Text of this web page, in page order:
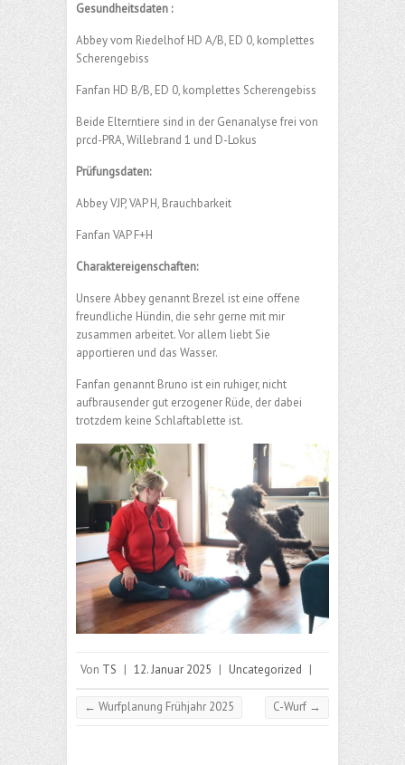
Gesundheitsdaten :
Abbey vom Riedelhof HD A/B, ED 0, komplettes
Scherengebiss
Fanfan HD B/B, ED 0, komplettes Scherengebiss
Beide Elterntiere sind in der Genanalyse frei von
prcd-PRA, Willebrand 1 und D-Lokus
Prüfungsdaten:
Abbey VJP, VAP H, Brauchbarkeit
Fanfan VAP F+H
Charaktereigenschaften:
Unsere Abbey genannt Brezel ist eine offene
freundliche Hündin, die sehr gerne mit mir
zusammen arbeitet. Vor allem liebt Sie
apportieren und das Wasser.
Fanfan genannt Bruno ist ein ruhiger, nicht
aufbrausender gut erzogener Rüde, der dabei
trotzdem keine Schlaftablette ist.
Von TS | 12. Januar 2025 | Uncategorized |
← Wurfplanung Frühjahr 2025 C-Wurf →